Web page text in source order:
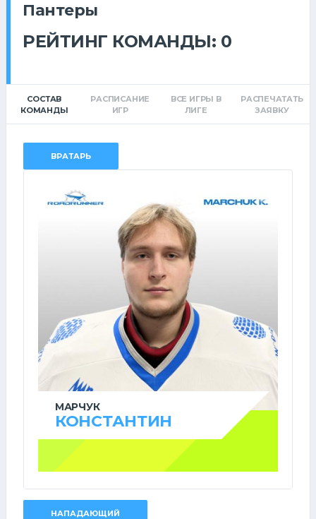
Пантеры
РЕЙТИНГ КОМАНДЫ: 0
СОСТАВ
КОМАНДЫ
РАСПИСАНИЕ
ИГР
ВСЕ ИГРЫ В
ЛИГЕ
РАСПЕЧАТАТЬ
ЗАЯВКУ
ВРАТАРЬ
МАРЧУК
КОНСТАНТИН
НАПАДАЮЩИЙ